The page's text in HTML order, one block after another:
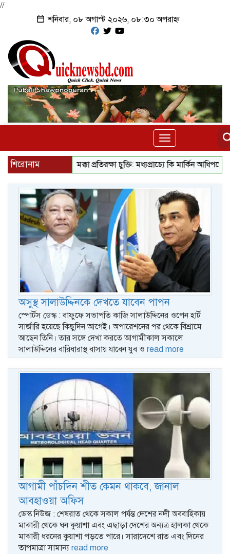
//
শনিবার, ০৮ অগাস্ট ২০২৬, ০৮:৩০ অপরাহ্ন
Toggle
navigation
শিরোনাম মক্কা প্রতিরক্ষা চুক্তি: মধ্যপ্রাচ্যে কি মার্কিন আধিপত্যের বিদায়
অসুস্থ সালাউদ্দিনকে দেখতে যাবেন পাপন
স্পোর্টস ডেস্ক : বাফুফে সভাপতি কাজি সালাউদ্দিনের ওপেন হার্ট
সার্জারি হয়েছে কিছুদিন আগেই। অপারেশনের পর থেকে বিশ্রামে
আছেন তিনি। তার সঙ্গে দেখা করতে আগামীকাল সকালে
সালাউদ্দিনের বারিধারাস্থ বাসায় যাবেন যুব ও read more
আগামী পাঁচদিন শীত কেমন থাকবে, জানাল
আবহাওয়া অফিস
ডেস্ক নিউজ : শেষরাত থেকে সকাল পর্যন্ত দেশের নদী অববাহিকায়
মাঝারী থেকে ঘন কুয়াশা এবং এছাড়া দেশের অন্যত্র হালকা থেকে
মাঝারী ধরনের কুয়াশা পড়তে পারে। সারাদেশে রাত এবং দিনের
তাপমাত্রা সামান্য read more